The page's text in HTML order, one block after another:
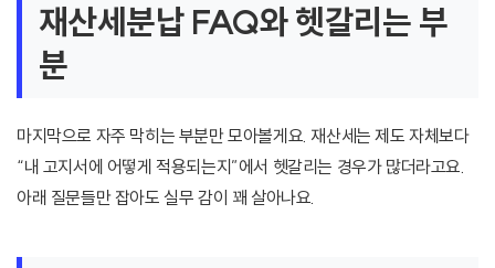
재산세분납 FAQ와 헷갈리는 부
분
마지막으로 자주 막히는 부분만 모아볼게요. 재산세는 제도 자체보다
“내 고지서에 어떻게 적용되는지”에서 헷갈리는 경우가 많더라고요.
아래 질문들만 잡아도 실무 감이 꽤 살아나요.